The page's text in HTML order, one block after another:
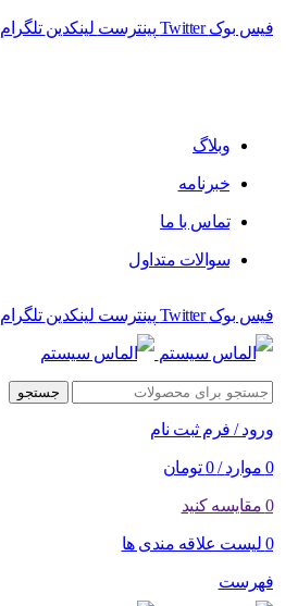
فیس بوک Twitter پینترست لینکدین تلگرام
وبلاگ
خبرنامه
تماس با ما
سوالات متداول
فیس بوک Twitter پینترست لینکدین تلگرام
جستجو
ورود / فرم ثبت نام
0 موارد /
0 تومان
0 مقایسه کنید
0 لیست علاقه مندی ها
فهرست